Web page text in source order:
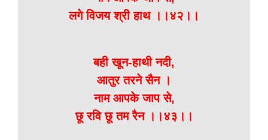
लगे विजय श्री हाथ ।।४२।।
बही खून-हाथी नदी,
आतुर तरने सैन ।
नाम आपके जाप से,
छू रवि छू तम रैन ।।४३।।